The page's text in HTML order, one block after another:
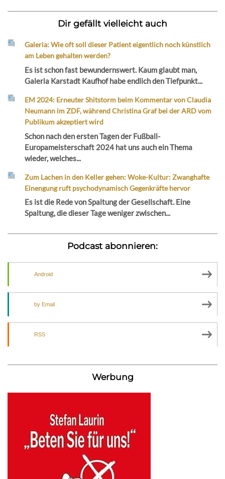
Dir gefällt vielleicht auch
Galeria: Wie oft soll dieser Patient eigentlich noch künstlich
am Leben gehalten werden?
Es ist schon fast bewundernswert. Kaum glaubt man,
Galeria Karstadt Kaufhof habe endlich den Tiefpunkt...
EM 2024: Erneuter Shitstorm beim Kommentar von Claudia
Neumann im ZDF, während Christina Graf bei der ARD vom
Publikum akzeptiert wird
Schon nach den ersten Tagen der Fußball-
Europameisterschaft 2024 hat uns auch ein Thema
wieder, welches...
Zum Lachen in den Keller gehen: Woke-Kultur: Zwanghafte
Einengung ruft psychodynamisch Gegenkräfte hervor
Es ist die Rede von Spaltung der Gesellschaft. Eine
Spaltung, die dieser Tage weniger zwischen...
Podcast abonnieren:
Android
by Email
RSS
Werbung